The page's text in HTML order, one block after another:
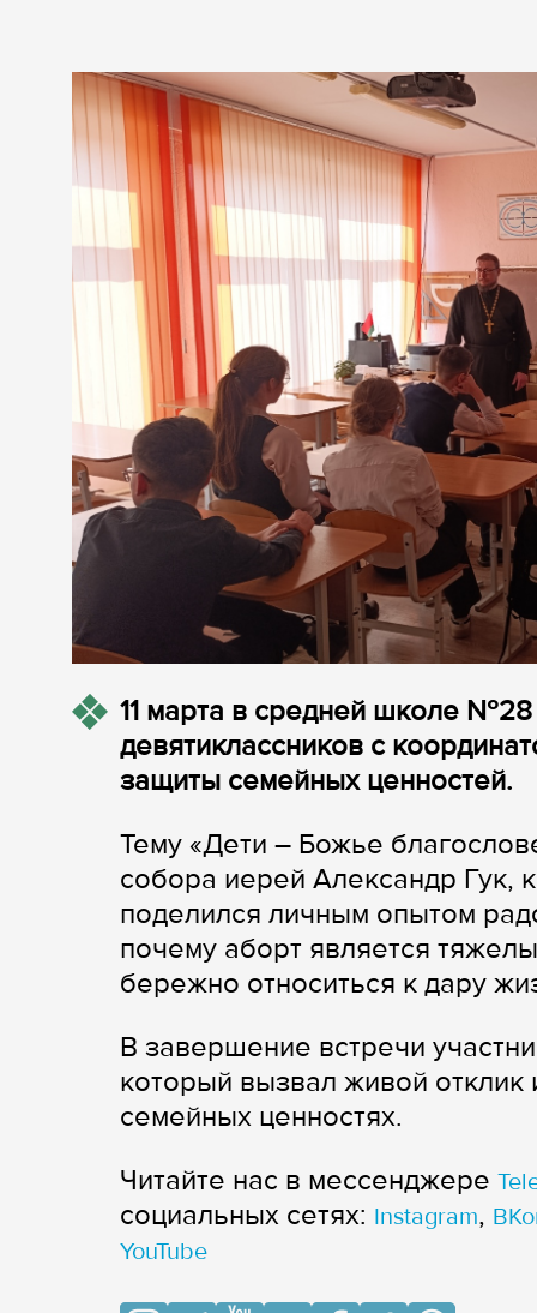
11 марта в средней школе №28
девятиклассников с
защиты семейных ценностей.
Тему «Дети – Божье
собора иерей Александр Гук,
поделился личным опытом
почему аборт является
бережно относиться к дару
В завершение встречи
который вызвал живой
семейных ценностях.
Читайте нас в мессенджере
cоциальных сетях: Instagram,
YouTube